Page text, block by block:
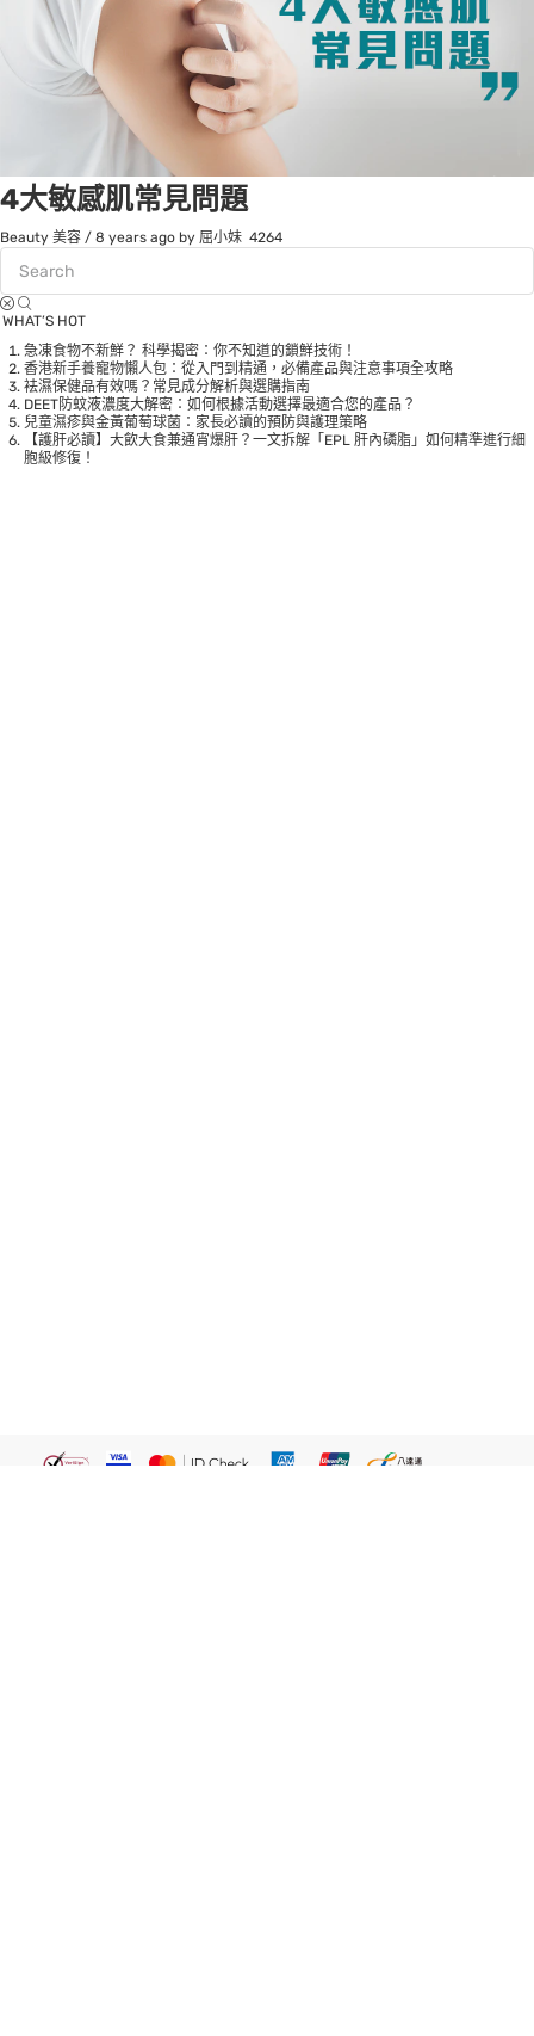
4大敏感肌常見問題
Beauty 美容 / 8 years ago by 屈小妹 4264
WHAT’S HOT
急凍食物不新鮮？ 科學揭密：你不知道的鎖鮮技術！
香港新手養寵物懶人包：從入門到精通，必備產品與注意事項全攻略
袪濕保健品有效嗎？常見成分解析與選購指南
DEET防蚊液濃度大解密：如何根據活動選擇最適合您的產品？
兒童濕疹與金黃葡萄球菌：家長必讀的預防與護理策略
【護肝必讀】大飲大食兼通宵爆肝？一文拆解「EPL 肝內磷脂」如何精準進行細
胞級修復！